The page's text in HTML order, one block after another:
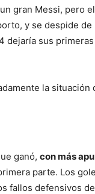
gran Messi, pero
y se despide
dejaría sus
la situación
ganó, con más
parte. Los
fallos defensivos